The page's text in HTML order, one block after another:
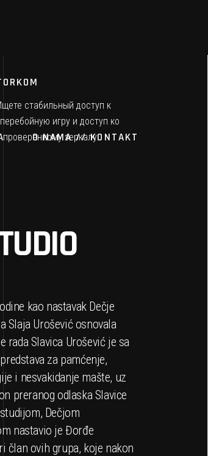
O NAMA // KONTAKT
стабильный доступ к
игру и доступ ко
зеркалу.
kao nastavak Dečje
Slaja Urošević osnovala
rada Slavica Urošević je sa
za pamćenje,
i nesvakidanje mašte, uz
preranog odlaska Slavice
Dečjom
nastavio je Đorđe
član ovih grupa, koje nakon